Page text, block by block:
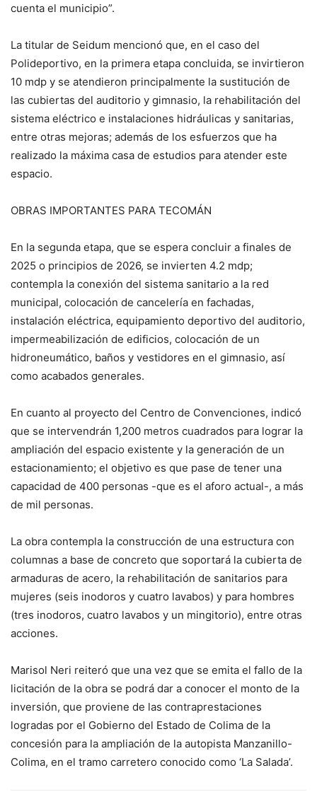
cuenta el municipio”.
La titular de Seidum mencionó que, en el caso del
Polideportivo, en la primera etapa concluida, se invirtieron
10 mdp y se atendieron principalmente la sustitución de
las cubiertas del auditorio y gimnasio, la rehabilitación del
sistema eléctrico e instalaciones hidráulicas y sanitarias,
entre otras mejoras; además de los esfuerzos que ha
realizado la máxima casa de estudios para atender este
espacio.
OBRAS IMPORTANTES PARA TECOMÁN
En la segunda etapa, que se espera concluir a finales de
2025 o principios de 2026, se invierten 4.2 mdp;
contempla la conexión del sistema sanitario a la red
municipal, colocación de cancelería en fachadas,
instalación eléctrica, equipamiento deportivo del auditorio,
impermeabilización de edificios, colocación de un
hidroneumático, baños y vestidores en el gimnasio, así
como acabados generales.
En cuanto al proyecto del Centro de Convenciones, indicó
que se intervendrán 1,200 metros cuadrados para lograr la
ampliación del espacio existente y la generación de un
estacionamiento; el objetivo es que pase de tener una
capacidad de 400 personas -que es el aforo actual-, a más
de mil personas.
La obra contempla la construcción de una estructura con
columnas a base de concreto que soportará la cubierta de
armaduras de acero, la rehabilitación de sanitarios para
mujeres (seis inodoros y cuatro lavabos) y para hombres
(tres inodoros, cuatro lavabos y un mingitorio), entre otras
acciones.
Marisol Neri reiteró que una vez que se emita el fallo de la
licitación de la obra se podrá dar a conocer el monto de la
inversión, que proviene de las contraprestaciones
logradas por el Gobierno del Estado de Colima de la
concesión para la ampliación de la autopista Manzanillo-
Colima, en el tramo carretero conocido como ‘La Salada’.